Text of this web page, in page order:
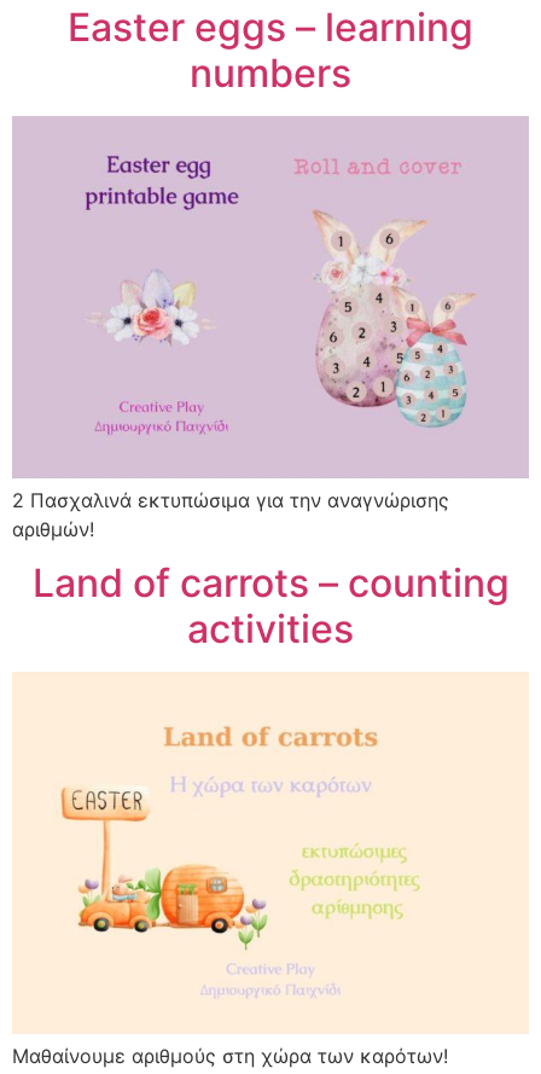
Easter eggs – learning
numbers
2 Πασχαλινά εκτυπώσιμα για την αναγνώρισης
αριθμών!
Land of carrots – counting
activities
Μαθαίνουμε αριθμούς στη χώρα των καρότων!